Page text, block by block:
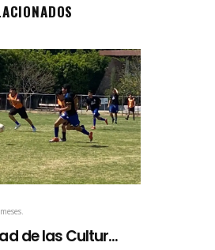
de las Cultur...